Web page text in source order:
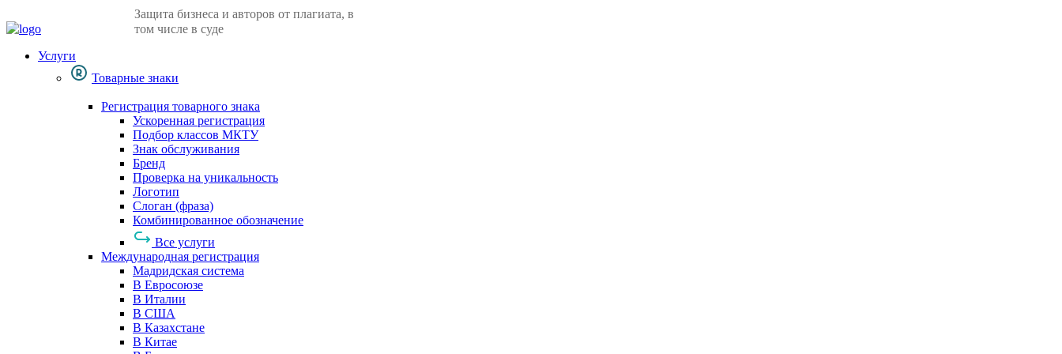
Защита бизнеса и авторов от плагиата, в
том числе в суде
Услуги
Товарные знаки
Регистрация товарного знака
Ускоренная регистрация
Подбор классов МКТУ
Знак обслуживания
Бренд
Проверка на уникальность
Логотип
Слоган (фраза)
Комбинированное обозначение
Все услуги
Международная регистрация
Мадридская система
В Евросоюзе
В Италии
В США
В Казахстане
В Китае